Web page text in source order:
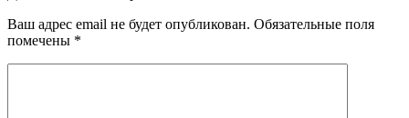
Ваш адрес email не будет опубликован. Обязательные поля
помечены *